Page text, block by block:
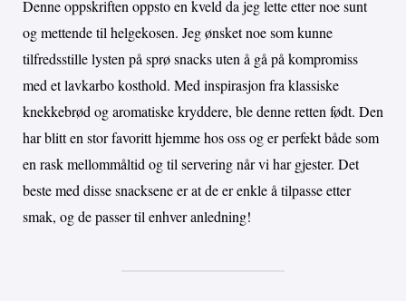
Denne oppskriften oppsto en kveld da jeg lette etter noe sunt
og mettende til helgekosen. Jeg ønsket noe som kunne
tilfredsstille lysten på sprø snacks uten å gå på kompromiss
med et lavkarbo kosthold. Med inspirasjon fra klassiske
knekkebrød og aromatiske kryddere, ble denne retten født. Den
har blitt en stor favoritt hjemme hos oss og er perfekt både som
en rask mellommåltid og til servering når vi har gjester. Det
beste med disse snacksene er at de er enkle å tilpasse etter
smak, og de passer til enhver anledning!